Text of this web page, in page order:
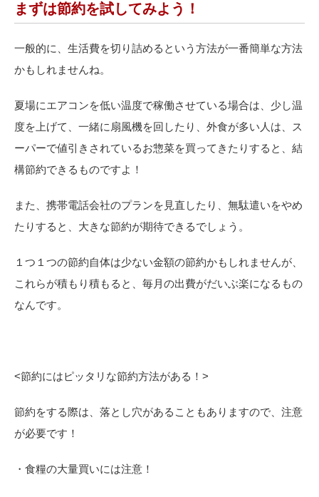
まずは節約を試してみよう！
一般的に、生活費を切り詰めるという方法が一番簡単な方法
かもしれませんね。
夏場にエアコンを低い温度で稼働させている場合は、少し温
度を上げて、一緒に扇風機を回したり、外食が多い人は、ス
ーパーで値引きされているお惣菜を買ってきたりすると、結
構節約できるものですよ！
また、携帯電話会社のプランを見直したり、無駄遣いをやめ
たりすると、大きな節約が期待できるでしょう。
１つ１つの節約自体は少ない金額の節約かもしれませんが、
これらが積もり積もると、毎月の出費がだいぶ楽になるもの
なんです。
<節約にはピッタリな節約方法がある！>
節約をする際は、落とし穴があることもありますので、注意
が必要です！
・食糧の大量買いには注意！